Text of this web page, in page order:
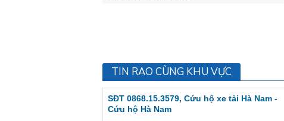
TIN RAO CÙNG KHU VỰC
SĐT 0868.15.3579, Cứu hộ xe tải Hà Nam -
Cứu hộ Hà Nam